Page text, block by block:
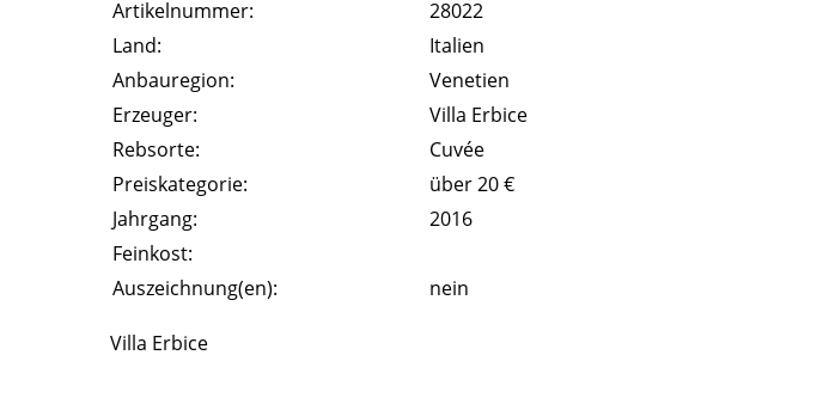
Artikelnummer:
28022
Land:
Italien
Anbauregion:
Venetien
Erzeuger:
Villa Erbice
Rebsorte:
Cuvée
Preiskategorie:
über 20 €
Jahrgang:
2016
Feinkost:
Auszeichnung(en):
nein
Villa Erbice